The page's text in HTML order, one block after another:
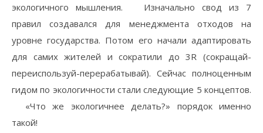
экологичного мышления. ⠀ Изначально свод из 7
правил создавался для менеджмента отходов на
уровне государства. Потом его начали адаптировать
для самих жителей и сократили до 3R (сокращай-
переиспользуй-перерабатывай). Сейчас полноценным
гидом по экологичности стали следующие 5 концептов.
⠀ «Что же экологичнее делать?» порядок именно
такой! ⠀